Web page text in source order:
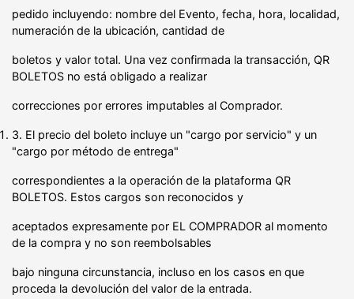
pedido incluyendo: nombre del Evento, fecha, hora, localidad,
numeración de la ubicación, cantidad de
boletos y valor total. Una vez confirmada la transacción, QR
BOLETOS no está obligado a realizar
correcciones por errores imputables al Comprador.
3. El precio del boleto incluye un "cargo por servicio" y un
"cargo por método de entrega"
correspondientes a la operación de la plataforma QR
BOLETOS. Estos cargos son reconocidos y
aceptados expresamente por EL COMPRADOR al momento
de la compra y no son reembolsables
bajo ninguna circunstancia, incluso en los casos en que
proceda la devolución del valor de la entrada.